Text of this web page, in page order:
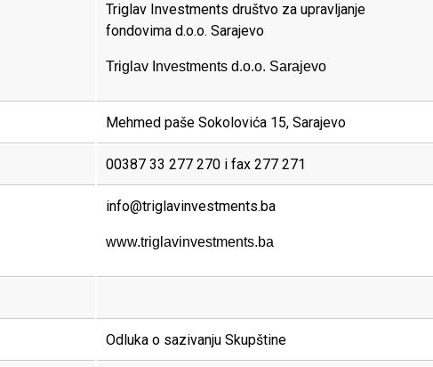
Triglav Investments društvo za upravljanje
fondovima d.o.o. Sarajevo
Triglav Investments d.o.o. Sarajevo
Mehmed paše Sokolovića 15, Sarajevo
00387 33 277 270 i fax 277 271
info@triglavinvestments.ba
www.triglavinvestments.ba
Odluka o sazivanju Skupštine